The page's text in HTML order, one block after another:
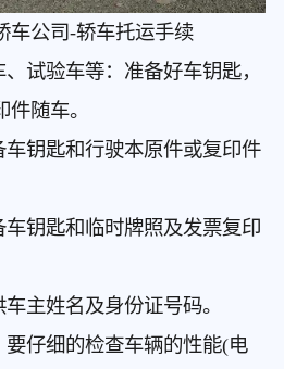
公司-轿车托运手续
验车等：准备好车钥匙，
随车。
钥匙和行驶本原件或复印件
钥匙和临时牌照及发票复印
姓名及身份证号码。
仔细的检查车辆的性能(电